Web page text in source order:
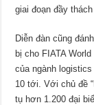
giai đoạn đầy
Diễn đàn cũng
bị cho FIATA
của ngành
10 tới. Với chủ đề
tụ hơn 1.200 đại